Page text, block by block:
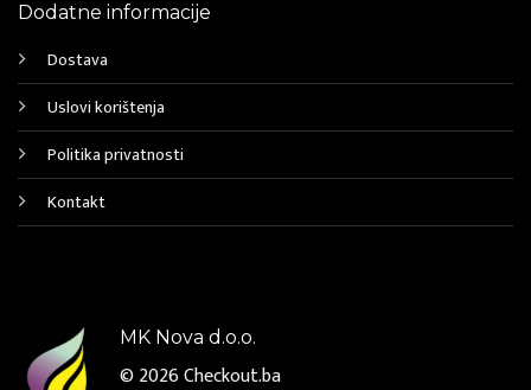
Dodatne informacije
Dostava
Uslovi korištenja
Politika privatnosti
Kontakt
MK Nova d.o.o.
© 2026Checkout.ba